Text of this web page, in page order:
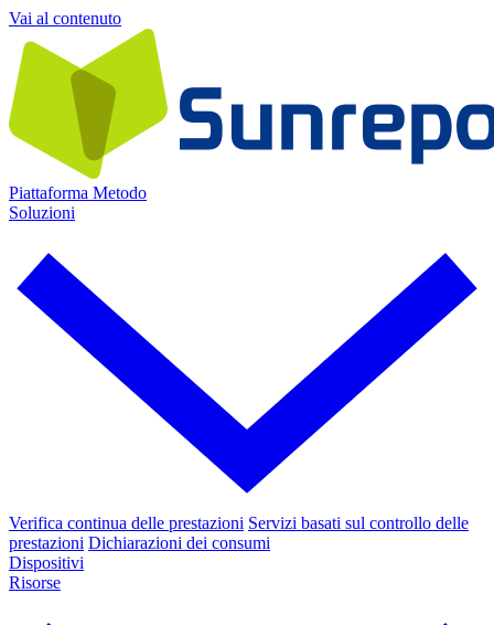
Vai al contenuto
Piattaforma Metodo
Soluzioni
Verifica continua delle prestazioni Servizi basati sul controllo delle
prestazioni Dichiarazioni dei consumi
Dispositivi
Risorse